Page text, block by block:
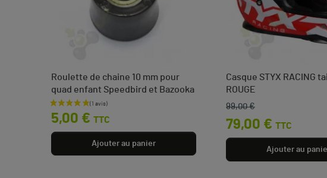
Roulette de chaine 10 mm pour
quad enfant Speedbird et Bazooka
Prix
5,00 € TTC
Ajouter au panier
Casque STYX RACING
ROUGE
Prix de base
99,00 €
Prix
79,00 € TTC
Ajouter au